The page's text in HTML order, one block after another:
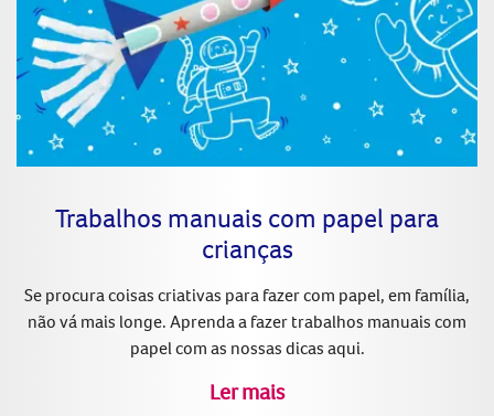
Trabalhos manuais com papel para
crianças
Se procura coisas criativas para fazer com papel, em família,
não vá mais longe. Aprenda a fazer trabalhos manuais com
papel com as nossas dicas aqui.
Ler mais